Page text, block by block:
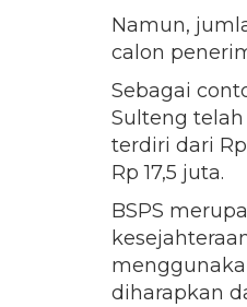
Namun,
calon
Sebagai
Sulteng
terdiri dari
Rp 17,5 juta.
BSPS
diharapkan